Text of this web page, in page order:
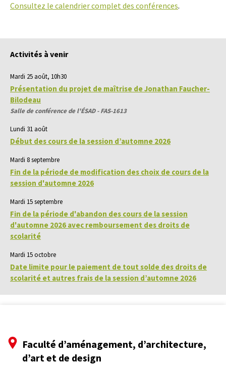
Consultez le calendrier complet des conférences.
Activités à venir
Mardi 25 août, 10h30
Présentation du projet de maîtrise de Jonathan Faucher-
Bilodeau
Salle de conférence de l'ÉSAD - FAS-1613
Lundi 31 août
Début des cours de la session d’automne 2026
Mardi 8 septembre
Fin de la période de modification des choix de cours de la
session d'automne 2026
Mardi 15 septembre
Fin de la période d'abandon des cours de la session
d'automne 2026 avec remboursement des droits de
scolarité
Mardi 15 octobre
Date limite pour le paiement de tout solde des droits de
scolarité et autres frais de la session d’automne 2026
Faculté d’aménagement, d’architecture,
d’art et de design